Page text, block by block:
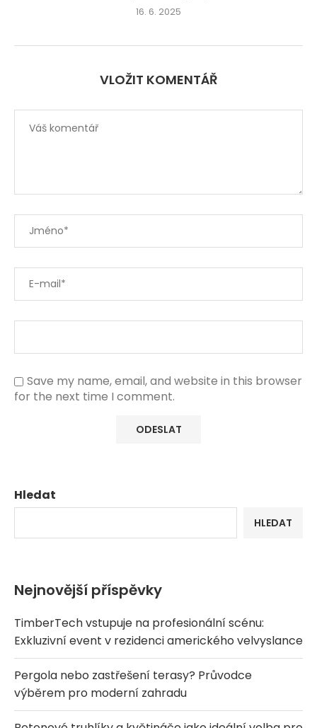
16. 6. 2025
VLOŽIT KOMENTÁŘ
Save my name, email, and website in this browser
for the next time I comment.
Hledat
HLEDAT
Nejnovější příspěvky
TimberTech vstupuje na profesionální scénu:
Exkluzivní event v rezidenci amerického velvyslance
Pergola nebo zastřešení terasy? Průvodce
výběrem pro moderní zahradu